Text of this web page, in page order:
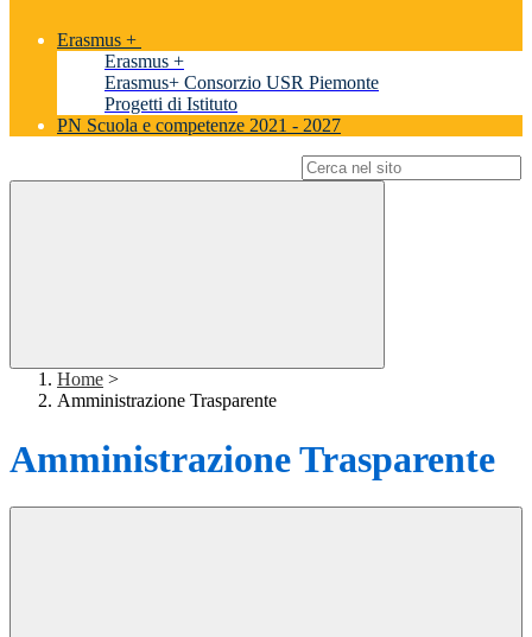
Erasmus +
Erasmus +
Erasmus+ Consorzio USR Piemonte
Progetti di Istituto
PN Scuola e competenze 2021 - 2027
Home >
Amministrazione Trasparente
Amministrazione Trasparente